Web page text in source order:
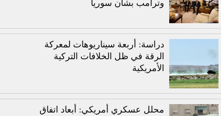
وترامب بشأن سوريا
دراسة: أربعة سيناريوهات لمعركة
الرقة في ظل الخلافات التركية
الأمريكية
محلل عسكري أمريكي: أبعاد اتفاق